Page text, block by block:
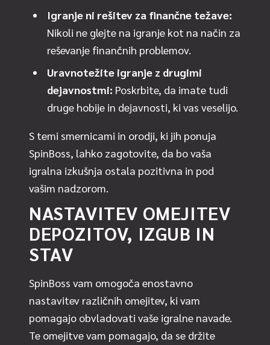
Igranje ni rešitev za finančne težave:
Nikoli ne glejte na igranje kot na način za
reševanje finančnih problemov.
Uravnotežite igranje z drugimi
dejavnostmi: Poskrbite, da imate tudi
druge hobije in dejavnosti, ki vas veselijo.
S temi smernicami in orodji, ki jih ponuja
SpinBoss, lahko zagotovite, da bo vaša
igralna izkušnja ostala pozitivna in pod
vašim nadzorom.
NASTAVITEV OMEJITEV
DEPOZITOV, IZGUB IN
STAV
SpinBoss vam omogoča enostavno
nastavitev različnih omejitev, ki vam
pomagajo obvladovati vaše igralne navade.
Te omejitve vam pomagajo, da se držite